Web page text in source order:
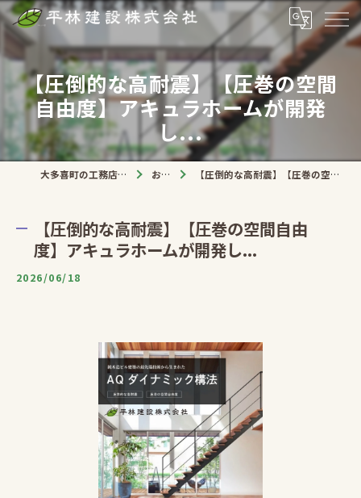
【圧倒的な高耐震】【圧巻の空間
自由度】アキュラホームが開発
し...
大多喜町の工務店なら平林建設株式会社 お知らせ 【圧倒的な高耐震】【圧巻の空間自由度】アキュラホームが開発し...
【圧倒的な高耐震】【圧巻の空間自由
度】アキュラホームが開発し...
2026/06/18